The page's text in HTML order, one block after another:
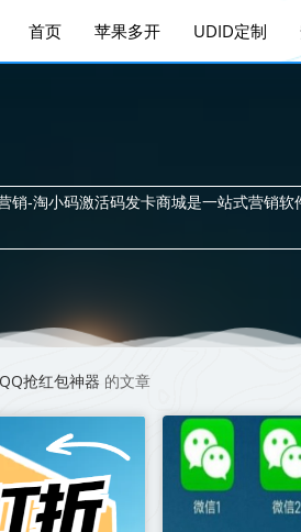
首页 苹果多开 UDID定制
销-淘小码激活码发卡商城是一站式营销
QQ抢红包神器 的文章